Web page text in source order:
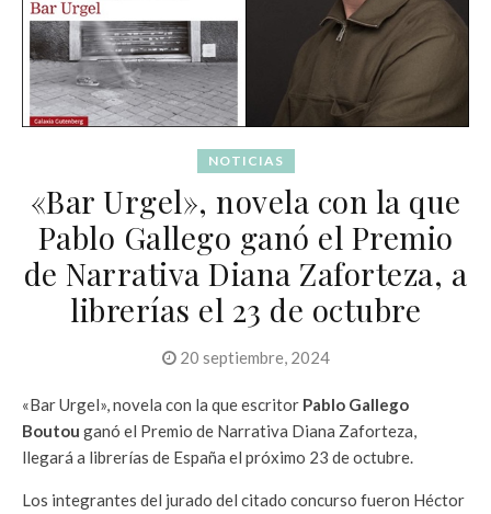
NOTICIAS
«Bar Urgel», novela con la que
Pablo Gallego ganó el Premio
de Narrativa Diana Zaforteza, a
librerías el 23 de octubre
20 septiembre, 2024
«Bar Urgel», novela con la que escritor Pablo Gallego
Boutou ganó el Premio de Narrativa Diana Zaforteza,
llegará a librerías de España el próximo 23 de octubre.
Los integrantes del jurado del citado concurso fueron Héctor